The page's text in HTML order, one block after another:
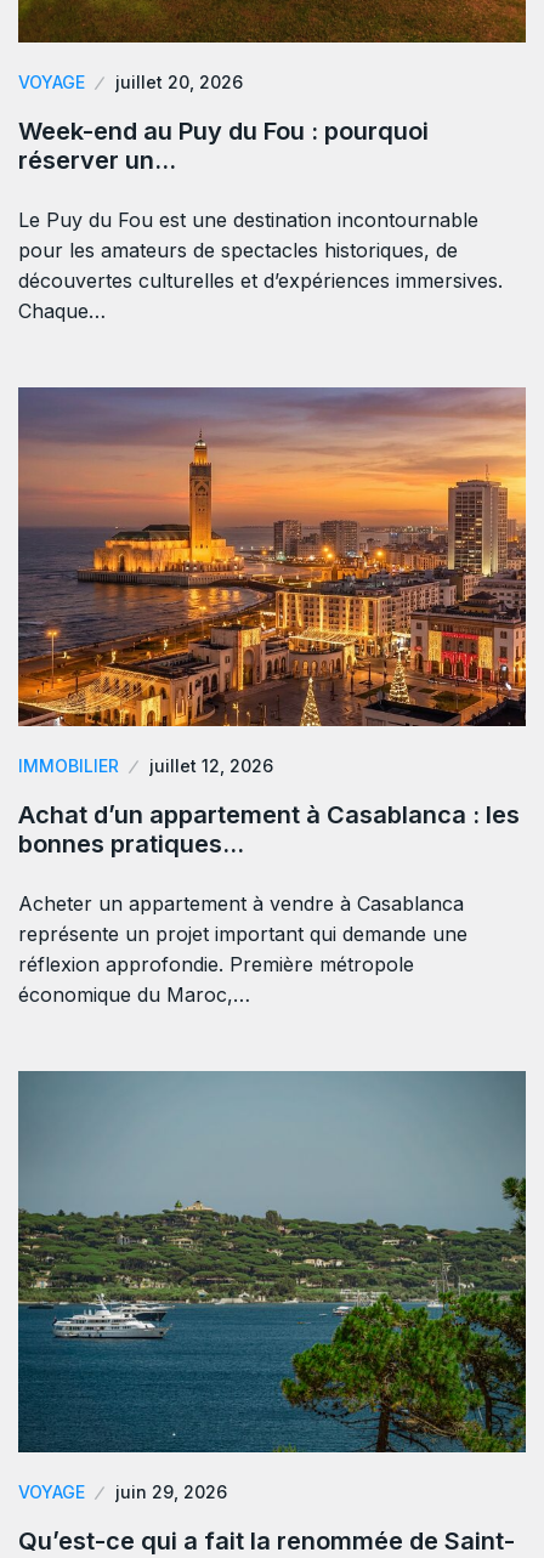
VOYAGE juillet 20, 2026
Week-end au Puy du Fou : pourquoi
réserver un…
Le Puy du Fou est une destination incontournable
pour les amateurs de spectacles historiques, de
découvertes culturelles et d’expériences immersives.
Chaque…
IMMOBILIER juillet 12, 2026
Achat d’un appartement à Casablanca : les
bonnes pratiques…
Acheter un appartement à vendre à Casablanca
représente un projet important qui demande une
réflexion approfondie. Première métropole
économique du Maroc,…
VOYAGE juin 29, 2026
Qu’est-ce qui a fait la renommée de Saint-